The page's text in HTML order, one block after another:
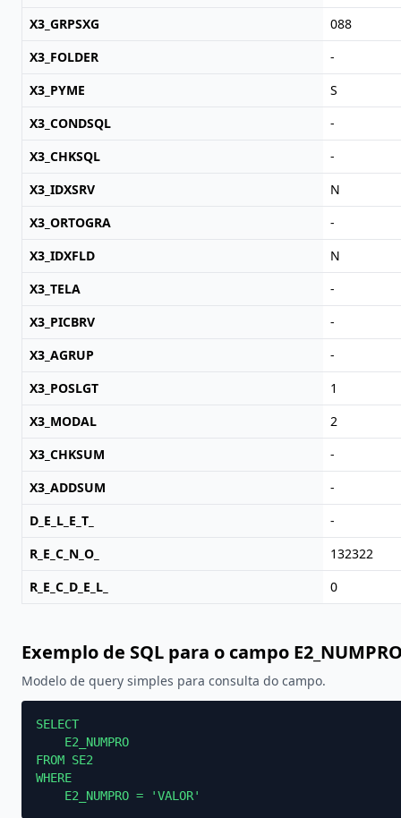
X3_GRPSXG
088
X3_FOLDER
-
X3_PYME
S
X3_CONDSQL
-
X3_CHKSQL
-
X3_IDXSRV
N
X3_ORTOGRA
-
X3_IDXFLD
N
X3_TELA
-
X3_PICBRV
-
X3_AGRUP
-
X3_POSLGT
1
X3_MODAL
2
X3_CHKSUM
-
X3_ADDSUM
-
D_E_L_E_T_
-
R_E_C_N_O_
132322
R_E_C_D_E_L_
0
Exemplo de SQL para o campo
Modelo de query simples para consulta do campo.
SELECT
    E2_NUMPRO
FROM SE2
WHERE
    E2_NUMPRO = 'VALOR'